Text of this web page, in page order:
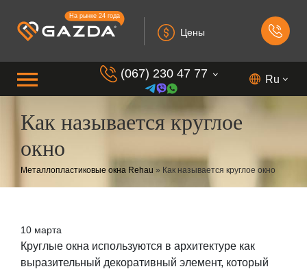
На рынке 24 года
Цены
(067) 230 47 77
(099) 230 73 37
(050) 230 7 337
(073) 230 7 337
(098) 230 7 337
Ru
Как называется круглое
окно
Металлопластиковые окна Rehau » Как называется круглое окно
10 марта
Круглые окна используются в архитектуре как
выразительный декоративный элемент, который